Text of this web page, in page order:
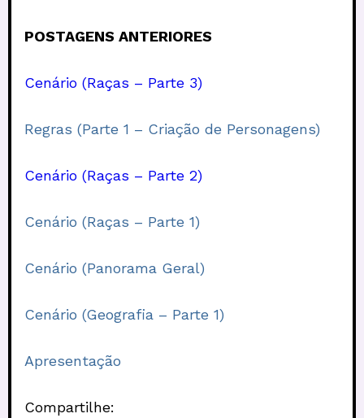
POSTAGENS ANTERIORES
Cenário (Raças – Parte 3)
Regras (Parte 1 – Criação de Personagens)
Cenário (Raças – Parte 2)
Cenário (Raças – Parte 1)
Cenário (Panorama Geral)
Cenário (Geografia – Parte 1)
Apresentação
Compartilhe: